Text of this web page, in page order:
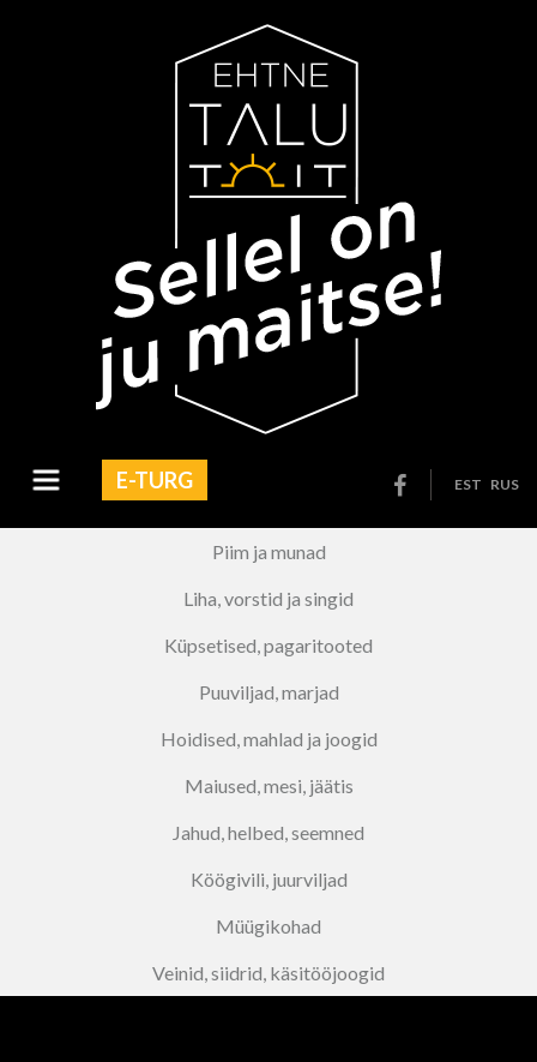
EST RUS
E-TURG
Piim ja munad
Liha, vorstid ja singid
Küpsetised, pagaritooted
Puuviljad, marjad
Hoidised, mahlad ja joogid
Maiused, mesi, jäätis
Jahud, helbed, seemned
Köögivili, juurviljad
Müügikohad
Veinid, siidrid, käsitööjoogid